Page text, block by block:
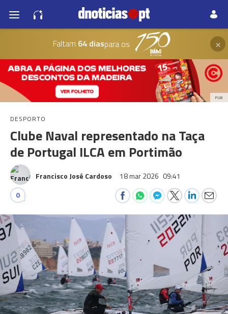
Faltam 64 diaspara os ×
PUB
DESPORTO
Clube Naval representado na Taça
de Portugal ILCA em Portimão
Francisco José Cardoso 18 mar 2026 09:41
0